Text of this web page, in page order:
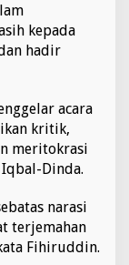
kepada
hadir
acara
kritik,
meritokrasi
Dinda.
narasi
terjemahan
Fihiruddin.